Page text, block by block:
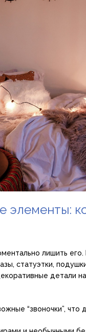
элементы:
лишить его.
статуэтки,
детали
“звоночки”, что